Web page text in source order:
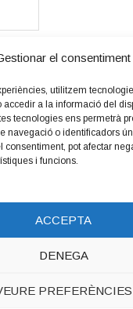
el consentiment
utilitzem
a la informació del
tecnologies ens permetrà
navegació o identificadors
consentiment, pot afectar
i funcions.
ACCEPTA
DENEGA
PREFERÈNCIES